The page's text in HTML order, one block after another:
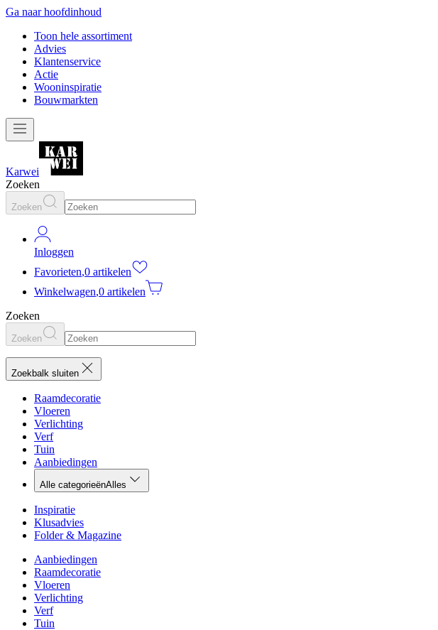
Ga naar hoofdinhoud
Toon hele assortiment
Advies
Klantenservice
Actie
Wooninspiratie
Bouwmarkten
Karwei
Zoeken
Zoeken
Inloggen
Favorieten,0 artikelen
Winkelwagen,0 artikelen
Zoeken
Zoeken
Zoekbalk sluiten
Raamdecoratie
Vloeren
Verlichting
Verf
Tuin
Aanbiedingen
Alle categorieënAlles
Inspiratie
Klusadvies
Folder & Magazine
Aanbiedingen
Raamdecoratie
Vloeren
Verlichting
Verf
Tuin